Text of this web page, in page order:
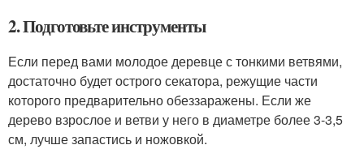
2. Подготовьте инструменты
Если перед вами молодое деревце с тонкими ветвями,
достаточно будет острого секатора, режущие части
которого предварительно обеззаражены. Если же
дерево взрослое и ветви у него в диаметре более 3-3,5
см, лучше запастись и ножовкой.